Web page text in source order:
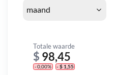
Totale waarde
$ 98,45
- 0,00% - $ 1,55